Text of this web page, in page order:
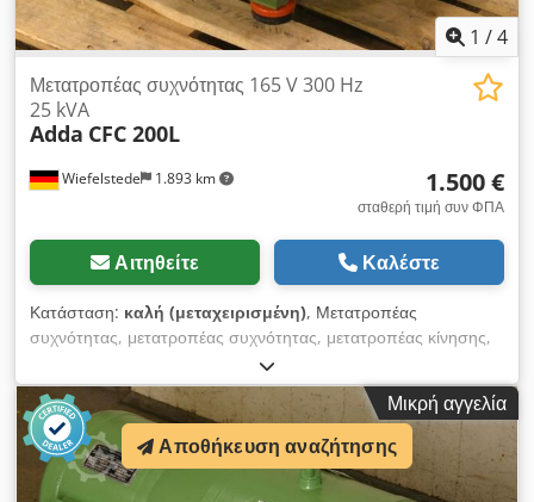
1 /4
Wiefelstede 1.893 km
Μετατροπέας συχνότητας 165 V 300 Hz
25 kVA
Adda CFC 200L
1.500 €
σταθερή τιμή συν ΦΠΑ
Αιτηθείτε Καλέστε
Κατάσταση: καλή (μεταχειρισμένη), Μετατροπέας
συχνότητας, μετατροπέας συχνότητας, μετατροπέας κίνησης,
ελεγκτής, μετατροπέας μεταβλητών στροφών Djdpfx Aob
Rynwjptjkr -Είσοδος: 380 V 50 Hz -Έξοδος: 165 V 300 Hz
-Ισχύς: 25 KVA -Διαστάσεις: 800/400/Υ320 mm -Βάρος: 224
kg
Μικρή αγγελία
Αποθήκευση αναζήτησης